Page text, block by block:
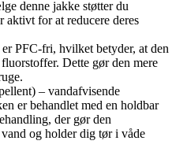
denne jakke støtter du
aktivt for at reducere deres
PFC-fri, hvilket betyder, at den
Dette gør den mere
– vandafvisende
er behandlet med en holdbar
der gør den
og holder dig tør i våde